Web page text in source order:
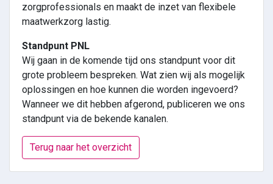
zorgprofessionals en maakt de inzet van flexibele
maatwerkzorg lastig.
Standpunt PNL
Wij gaan in de komende tijd ons standpunt voor dit
grote probleem bespreken. Wat zien wij als mogelijk
oplossingen en hoe kunnen die worden ingevoerd?
Wanneer we dit hebben afgerond, publiceren we ons
standpunt via de bekende kanalen.
Terug naar het overzicht